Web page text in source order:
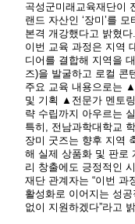
곡성군미래교육재단이
랜드 자산인 ‘장미’를
본격 개강했다고 밝혔다.
이번 교육 과정은 지역
디어를 결합해 지역을
즈)을 발굴하고 로컬 콘
주요 교육 내용으로는
및 기획 ▲전문가 멘토
략 수립까지 아우르는
특히, 전남과학대학교
장미 굿즈는 향후 지역
해 실제 상품화 및 판로
리 창출에도 긍정적인
재단 관계자는 “이번 과
활성화로 이어지는 성공
없이 지원하겠다”라고